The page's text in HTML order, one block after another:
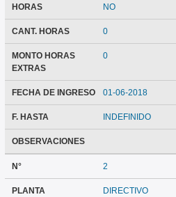
HORAS NO
CANT. HORAS 0
MONTO HORAS
EXTRAS
0
FECHA DE INGRESO 01-06-2018
F. HASTA INDEFINIDO
OBSERVACIONES
N° 2
PLANTA DIRECTIVO